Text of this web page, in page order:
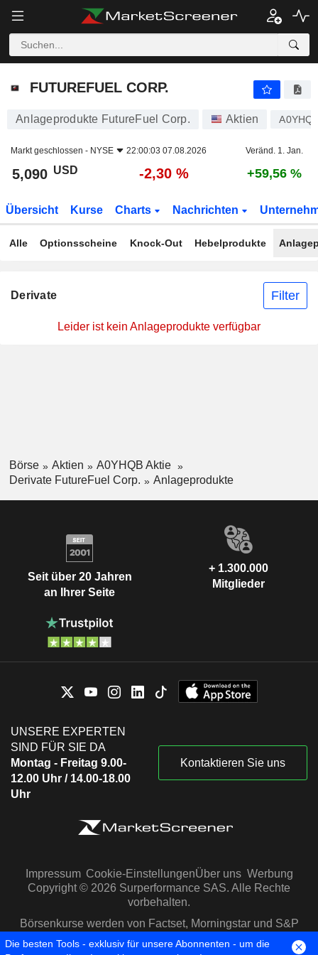
FUTUREFUEL CORP.
FUTUREFUEL CORP.
Anlageprodukte FutureFuel Corp. Aktien
Markt geschlossen - NYSE 22:00:03 07.08.2026 Veränd. 1. Jan.
5,090 USD -2,30 % +59,56 %
Übersicht Kurse Charts Nachrichten
Alle Optionsscheine Knock-Out Hebelprodukte
Derivate Filter
Leider ist kein Anlageprodukte verfügbar
Börse Aktien
A0YHQB Aktie
Derivate FutureFuel Corp.
Anlageprodukte
Seit über 20 Jahren
an Ihrer Seite
+ 1.300.000
Mitglieder
UNSERE EXPERTEN
SIND FÜR SIE DA
Montag - Freitag 9.00-
12.00 Uhr / 14.00-18.00
Uhr
Kontaktieren Sie uns
Impressum Cookie-EinstellungenÜber uns Werbung
Copyright © 2026 Surperformance SAS. Alle Rechte
vorbehalten.
Börsenkurse werden von Factset, Morningstar und S&P
Capital IQ zur Verfügung gestellt
Die besten Tools - exklusiv für unsere Abonnenten - um die